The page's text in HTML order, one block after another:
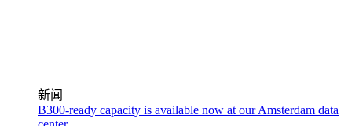
新闻
B300-ready capacity is available now at our Amsterdam data